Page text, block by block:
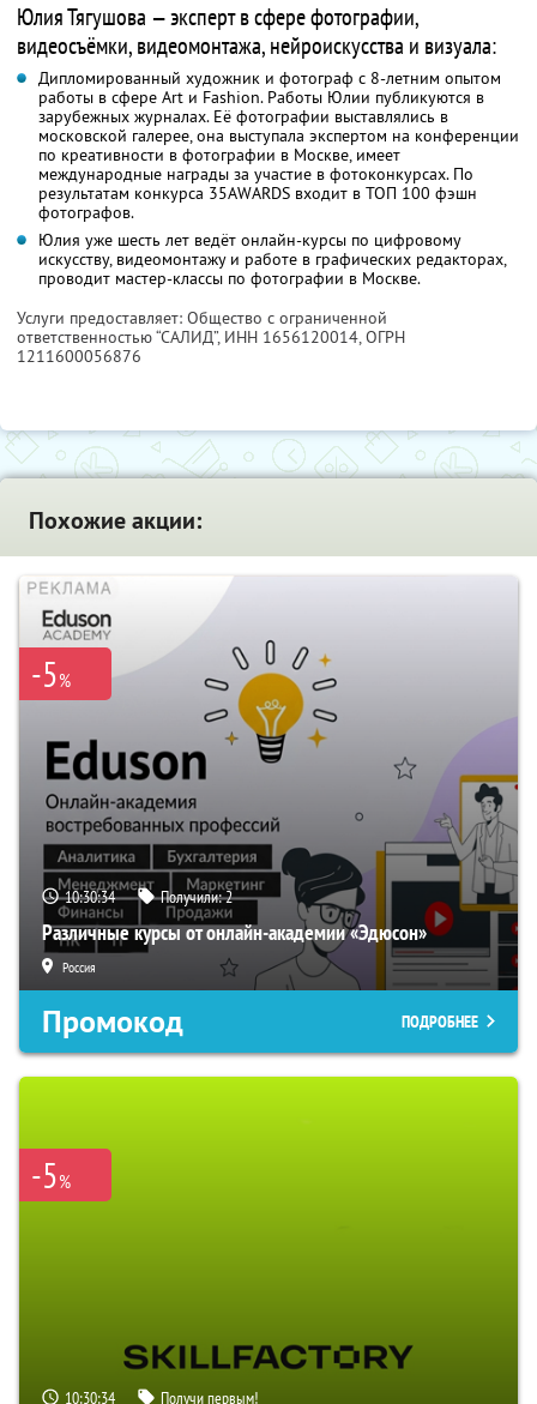
Юлия Тягушова — эксперт в сфере фотографии,
видеосъёмки, видеомонтажа, нейроискусства и визуала:
Дипломированный художник и фотограф с 8-летним опытом
работы в сфере Art и Fashion. Работы Юлии публикуются в
зарубежных журналах. Её фотографии выставлялись в
московской галерее, она выступала экспертом на конференции
по креативности в фотографии в Москве, имеет
международные награды за участие в фотоконкурсах. По
результатам конкурса 35AWARDS входит в ТОП 100 фэшн
фотографов.
Юлия уже шесть лет ведёт онлайн-курсы по цифровому
искусству, видеомонтажу и работе в графических редакторах,
проводит мастер-классы по фотографии в Москве.
Услуги предоставляет: Общество с ограниченной
ответственностью “САЛИД”, ИНН 1656120014, ОГРН
1211600056876
Похожие акции:
-5%
10:30:34 Получили:2
Различные курсы от онлайн-академии «Эдюсон»
Россия
Промокод ПОДРОБНЕЕ
-5%
10:30:34 Получи первым!